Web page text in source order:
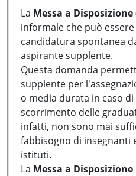
La Messa a Disposizione
informale che può
candidatura spontanea
aspirante supplente.
Questa domanda
supplente per
o media durata in caso
scorrimento delle
infatti, non sono mai
fabbisogno di insegnanti
istituti.
La Messa a Disposizione